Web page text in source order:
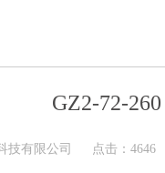
GZ2-72-260
技有限公司 点击：4646